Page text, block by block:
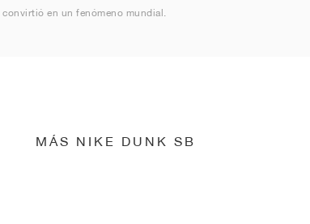
convirtió en un fenómeno mundial.
MÁS NIKE DUNK SB